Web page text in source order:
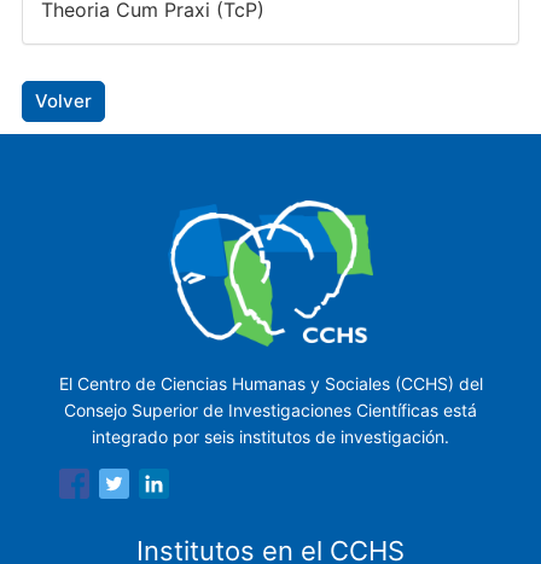
Theoria Cum Praxi (TcP)
Volver
El Centro de Ciencias Humanas y Sociales (CCHS) del
Consejo Superior de Investigaciones Científicas está
integrado por seis institutos de investigación.
Institutos en el CCHS